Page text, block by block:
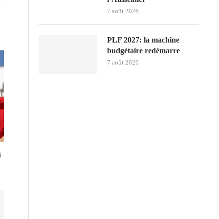
7 août 2026
PLF 2027: la machine
budgétaire redémarre
7 août 2026